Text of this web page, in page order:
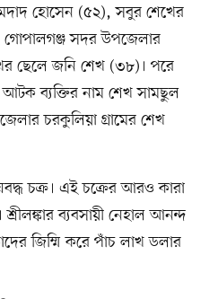
হোসেন (৫২), সবুর শেখের
সদর উপজেলার
ছেলে জনি শেখ (৩৮)। পরে
আটক ব্যক্তির নাম শেখ সামছুল
চরকুলিয়া গ্রামের শেখ
চক্র। এই চক্রের আরও কারা
ব্যবসায়ী নেহাল আনন্দ
জিম্মি করে পাঁচ লাখ ডলার